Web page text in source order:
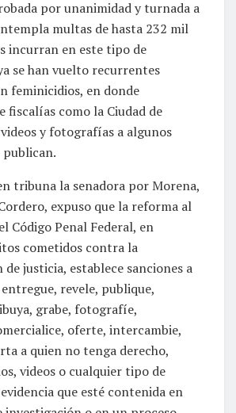
por unanimidad y turnada a
multas de hasta 232 mil
incurran en este tipo de
se han vuelto recurrentes
feminicidios, en donde
fiscalías como la Ciudad de
y fotografías a algunos
publican.
tribuna la senadora por Morena,
expuso que la reforma al
Código Penal Federal, en
cometidos contra la
justicia, establece sanciones a
revele, publique,
grabe, fotografíe,
oferte, intercambie,
a quien no tenga derecho,
videos o cualquier tipo de
que esté contenida en